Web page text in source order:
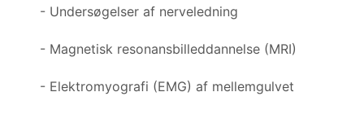
- Undersøgelser af nerveledning
- Magnetisk resonansbilleddannelse (MRI)
- Elektromyografi (EMG) af mellemgulvet